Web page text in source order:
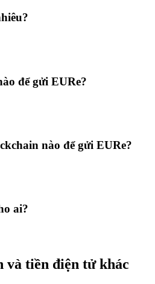
để gửi EURe?
nào để gửi EURe?
ai?
và tiền điện tử khác